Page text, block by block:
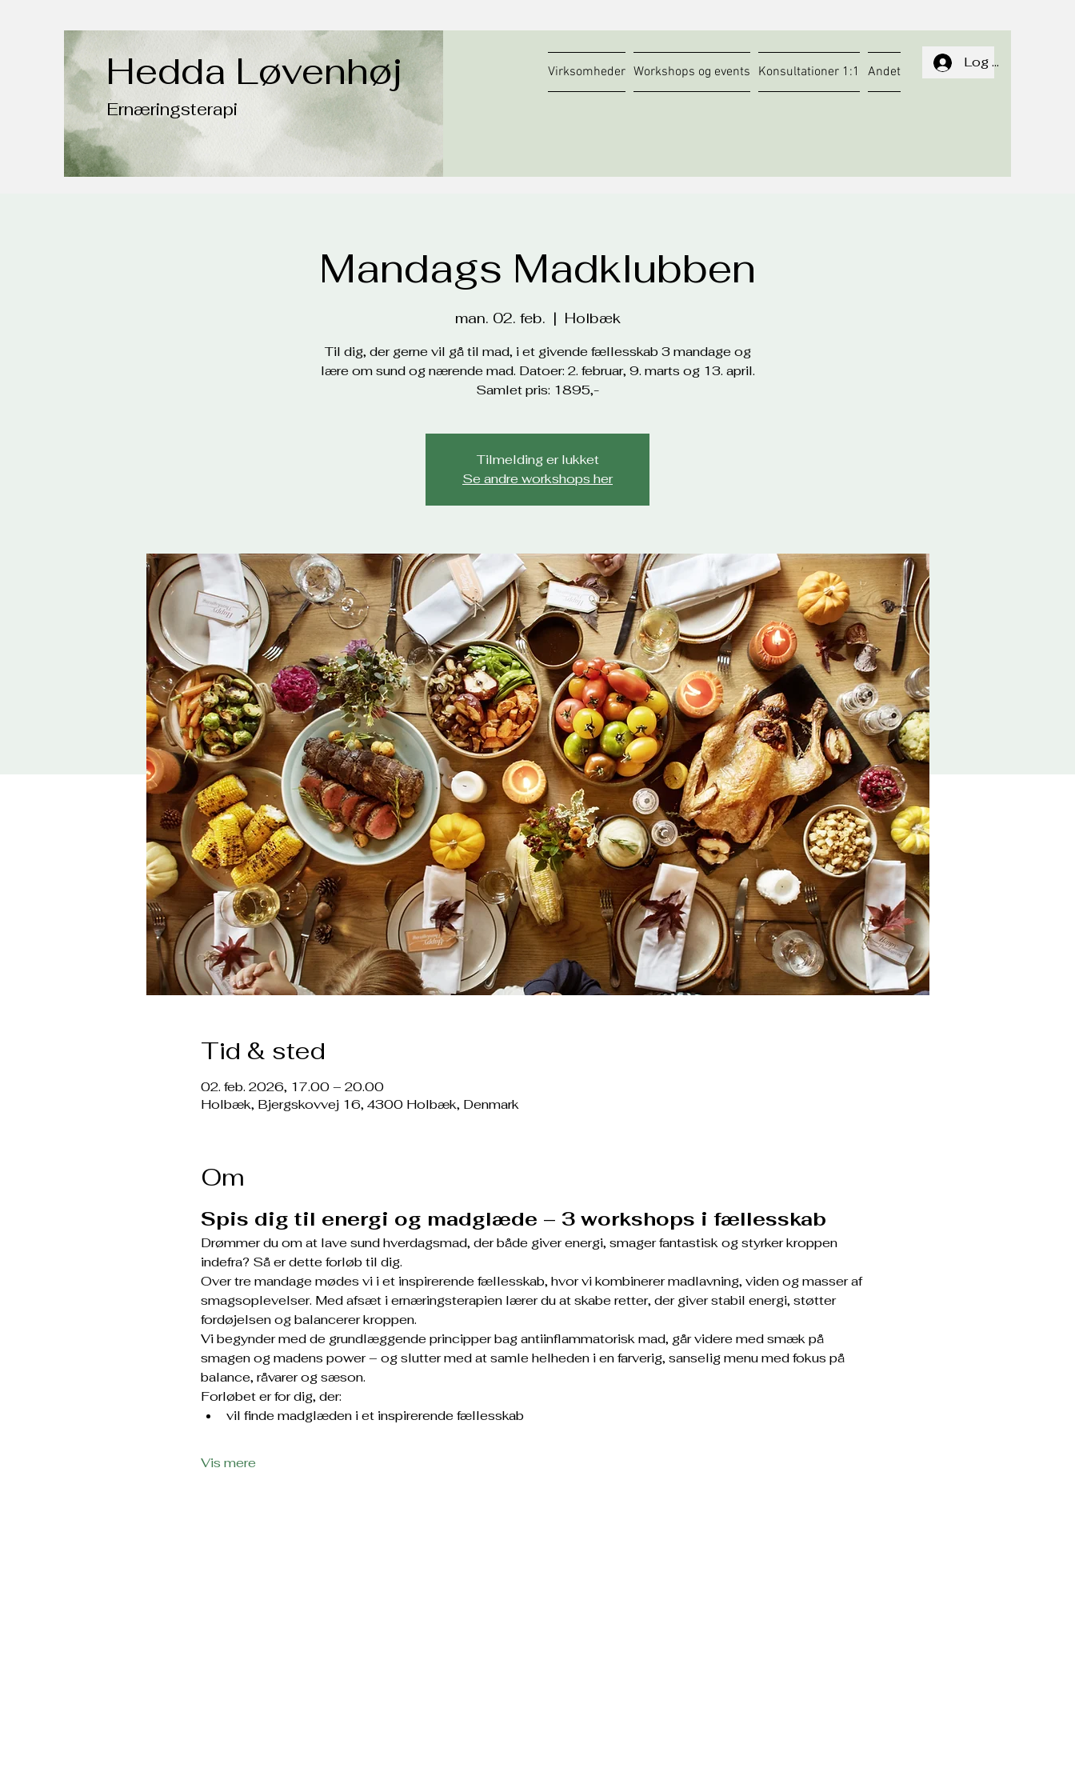
Hedda Løvenhøj
Ernæringsterapi
Virksomheder Workshops og events Konsultationer 1:1 Andet
Log In
Mandags Madklubben
man. 02. feb.
  |
Holbæk
Til dig, der gerne vil gå til mad, i et givende fællesskab 3 mandage og
lære om sund og nærende mad. Datoer: 2. februar, 9. marts og 13. april.
Samlet pris: 1895,-
Tilmelding er lukket
Se andre workshops her
Tid & sted
02. feb. 2026, 17.00 – 20.00
Holbæk, Bjergskovvej 16, 4300 Holbæk, Denmark
Om
Spis dig til energi og madglæde – 3 workshops i fællesskab
Drømmer du om at lave sund hverdagsmad, der både giver energi, smager fantastisk og styrker kroppen
indefra? Så er dette forløb til dig.
Over tre mandage mødes vi i et inspirerende fællesskab, hvor vi kombinerer madlavning, viden og masser af
smagsoplevelser. Med afsæt i ernæringsterapien lærer du at skabe retter, der giver stabil energi, støtter
fordøjelsen og balancerer kroppen.
Vi begynder med de grundlæggende principper bag antiinflammatorisk mad, går videre med smæk på
smagen og madens power – og slutter med at samle helheden i en farverig, sanselig menu med fokus på
balance, råvarer og sæson.
Forløbet er for dig, der:
vil finde madglæden i et inspirerende fællesskab
Vis mere